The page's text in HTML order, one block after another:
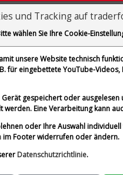
SE, Bayerische
Aktualisieren
und Tracking auf
wählen Sie Ihre Cookie-
unsere Website technisch
für eingebettete YouTube-
gespeichert oder
Eine Verarbeitung kann
oder Ihre Auswahl
im Footer widerrufen oder ändern.
Datenschutzrichtlinie.